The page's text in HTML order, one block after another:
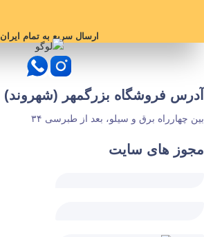
ارسال سریع به تمام ایران
آدرس فروشگاه بزرگمهر (شهروند)
بین چهارراه برق و سیلو، بعد از طبرسی ۳۴
مجوز های سایت